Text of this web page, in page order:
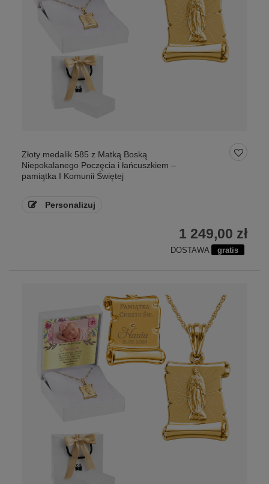
Złoty medalik 585 z Matką Boską
Niepokalanego Poczęcia i łańcuszkiem –
pamiątka I Komunii Świętej
Personalizuj
1 249,00 zł
DOSTAWA gratis